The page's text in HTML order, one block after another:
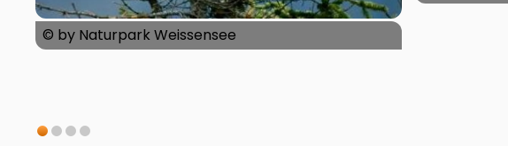
© by Naturpark Weissensee